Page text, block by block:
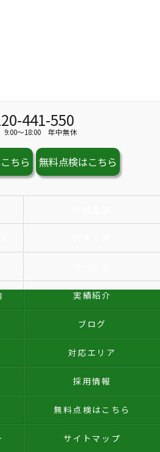
441-550
9:00～18:00 年中無休
ちら 無料点検はこちら
実績紹介
ブログ
対応エリア
採用情報
無料点検はこちら
サイトマップ